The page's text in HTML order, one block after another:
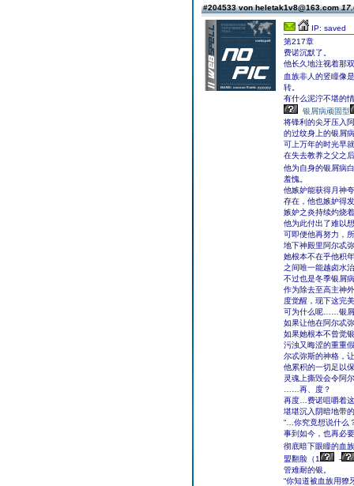
#204533 von heletak1v8@163.com
IP: saved
第217章
费诺沉默了。
他长久地注视着那
血族非人的竖瞳像
转。
有什么泥泞不堪的
银屑病顽固型
将锋利的尖牙压入
的过纹身上的银屑
可上万年的时光早
在失去教养之父之
他为自身的银屑病
羞愧。
他嫉妒能获得月神
存在，他也嫉妒得
嫉妒之炎持续灼烧
他为此付出了难以
可即便他再努力，
地下神殿里阿尔忒
她根本不在乎他积
之间唯一能越卤水
不过也是冬季银屑
作为除去至高主神
度觉醒，现下这完
可为什么呢……银
如果让他在阿尔忒
如果她根本不曾觉
污浊又晦涩的重重
尔忒弥斯的神格，
他累积的一切足以
灵魂上撕毁会令阿
……再、度？
再度…费诺咀嚼着
堪堪沉入阴暗地带
“…你究竟想说什么
事到如今，也再必
彻底暗下眼瞳的血
盟翻脸（1
-
管难耐的银。
“你知道被血族用獠